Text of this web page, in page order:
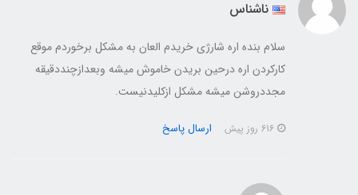
ناشناس
سلام بنده اره شارژی خریدم العان به مشکل برخوردم موقع
کارکردن اره درحین بریدن خاموش میشه وبعدازچنددقیقه
مجددروشن میشه مشکل ازکلیدنیست.
ارسال پاسخ